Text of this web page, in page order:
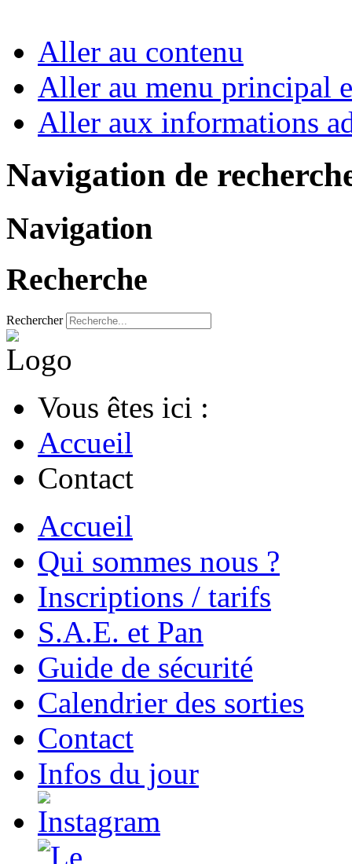
Aller au contenu
Aller au menu principal
Aller aux informations
Navigation de
Navigation
Recherche
Rechercher
Vous êtes ici :
Accueil
Contact
Accueil
Qui sommes nous ?
Inscriptions / tarifs
S.A.E. et Pan
Guide de sécurité
Calendrier des sorties
Contact
Infos du jour